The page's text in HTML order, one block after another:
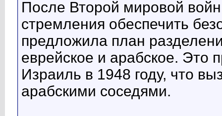
После Второй мировой
стремления обеспечить
предложила план
еврейское и арабское. Это
Израиль в 1948 году, что
арабскими соседями.